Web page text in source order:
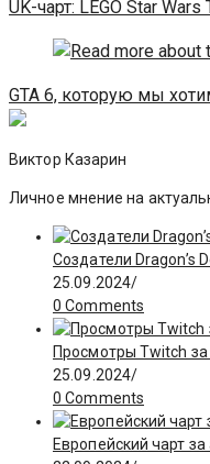
UK-чарт: LEGO Star
GTA 6, которую мы
Виктор Казарин
Личное мнение на
Создатели Dragon’s
25.09.2024/
0 Comments
Просмотры Twitch за
25.09.2024/
0 Comments
Европейский чарт